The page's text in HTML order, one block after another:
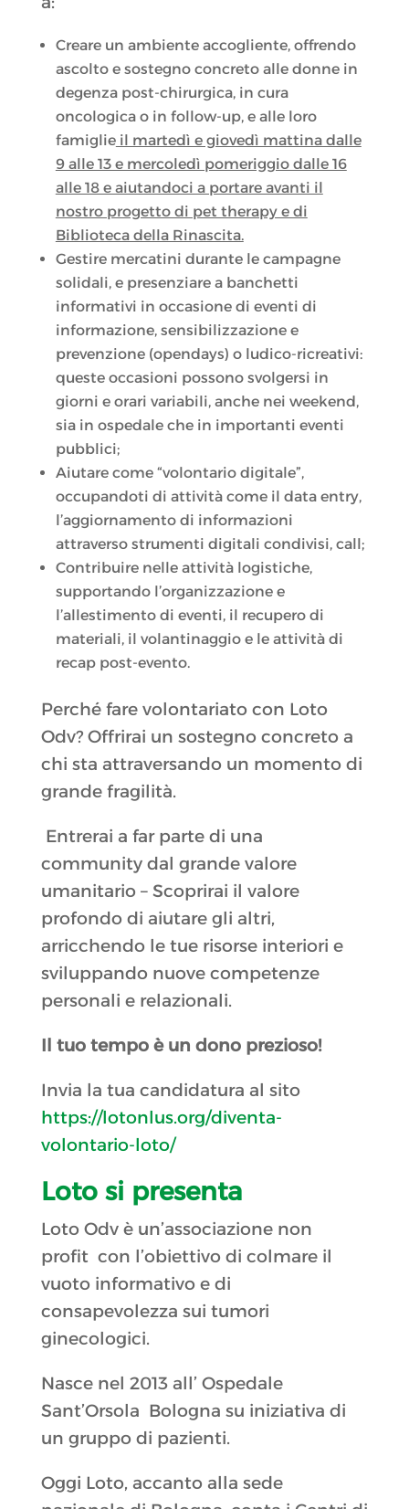
Creare un ambiente accogliente, offrendo
ascolto e sostegno concreto alle donne in
degenza post-chirurgica, in cura
oncologica o in follow-up, e alle loro
famiglieil martedì e giovedì mattina dalle
9 alle 13 e mercoledì pomeriggio dalle 16
alle 18 e aiutandoci a portare avanti il
nostro progetto di pet therapy e di
Biblioteca della Rinascita.
Gestire mercatini durante le campagne
solidali, e presenziare a banchetti
informativi in occasione di eventi di
informazione, sensibilizzazione e
prevenzione (opendays) o ludico-ricreativi:
queste occasioni possono svolgersi in
giorni e orari variabili, anche nei weekend,
sia in ospedale che in importanti eventi
pubblici;
Aiutare come “volontario digitale”,
occupandoti di attività come il data entry,
l’aggiornamento di informazioni
attraverso strumenti digitali condivisi, call;
Contribuire nelle attività logistiche,
supportando l’organizzazione e
l’allestimento di eventi, il recupero di
materiali, il volantinaggio e le attività di
recap post-evento.
Perché fare volontariato con Loto
Odv? Offrirai un sostegno concreto a
chi sta attraversando un momento di
grande fragilità.
Entrerai a far parte di una
community dal grande valore
umanitario – Scoprirai il valore
profondo di aiutare gli altri,
arricchendo le tue risorse interiori e
sviluppando nuove competenze
personali e relazionali.
Il tuo tempo è un dono prezioso!
Invia la tua candidatura al sito
https://lotonlus.org/diventa-
volontario-loto/
Loto si presenta
Loto Odv è un’associazione non
profit con l’obiettivo di colmare il
vuoto informativo e di
consapevolezza sui tumori
ginecologici.
Nasce nel 2013 all’ Ospedale
Sant’Orsola Bologna su iniziativa di
un gruppo di pazienti.
Oggi Loto, accanto alla sede